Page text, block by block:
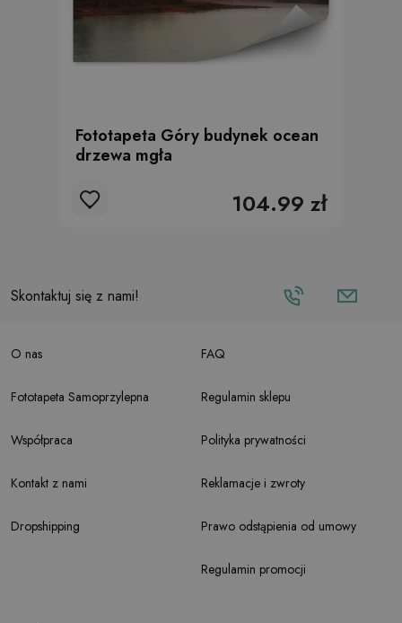
Fototapeta Góry budynek ocean
drzewa mgła
104.99 zł
Skontaktuj się z nami!
O nas
Fototapeta Samoprzylepna
Współpraca
Kontakt z nami
Dropshipping
FAQ
Regulamin sklepu
Polityka prywatności
Reklamacje i zwroty
Prawo odstąpienia od umowy
Regulamin promocji